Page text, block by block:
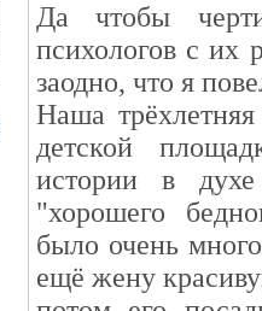
Да чтобы
психологов с их
заодно, что я
Наша
детской
истории в
"хорошего
было очень
ещё жену